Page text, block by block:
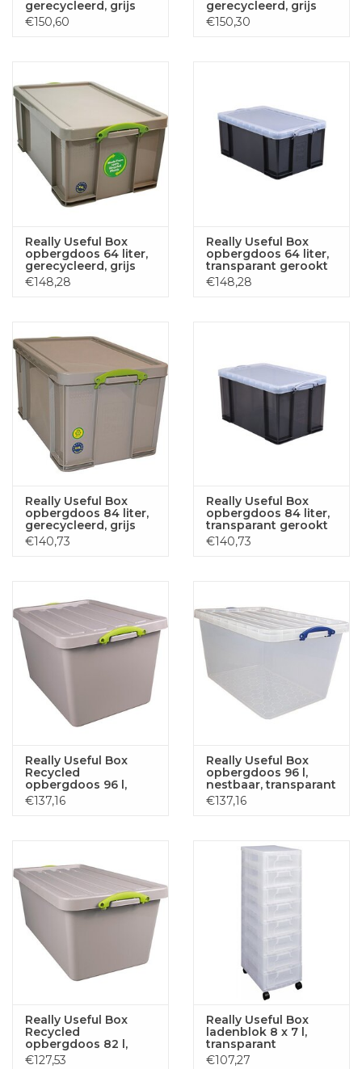
gerecycleerd, grijs
€150,60
gerecycleerd, grijs
€150,30
Really Useful Box
opbergdoos 64 liter,
gerecycleerd, grijs
€148,28
Really Useful Box
opbergdoos 64 liter,
transparant gerookt
€148,28
Really Useful Box
opbergdoos 84 liter,
gerecycleerd, grijs
€140,73
Really Useful Box
opbergdoos 84 liter,
transparant gerookt
€140,73
Really Useful Box
Recycled
opbergdoos 96 l,
nestbaar, grijs
€137,16
Really Useful Box
opbergdoos 96 l,
nestbaar, transparant
€137,16
Really Useful Box
Recycled
opbergdoos 82 l,
nestbaar, grijs
€127,53
Really Useful Box
ladenblok 8 x 7 l,
transparant
€107,27